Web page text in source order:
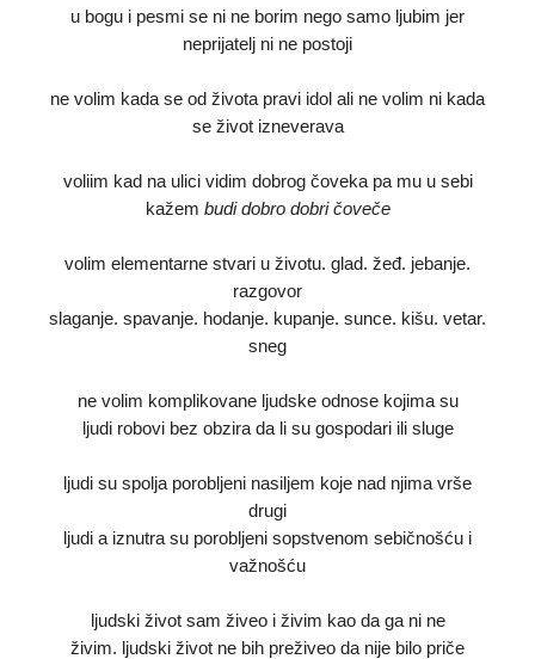
u bogu i pesmi se ni ne borim nego samo ljubim jer
neprijatelj ni ne postoji
ne volim kada se od života pravi idol ali ne volim ni kada
se život izneverava
voliim kad na ulici vidim dobrog čoveka pa mu u sebi
kažem budi dobro dobri čoveče
volim elementarne stvari u životu. glad. žeđ. jebanje.
razgovor
slaganje. spavanje. hodanje. kupanje. sunce. kišu. vetar.
sneg
ne volim komplikovane ljudske odnose kojima su
ljudi robovi bez obzira da li su gospodari ili sluge
ljudi su spolja porobljeni nasiljem koje nad njima vrše
drugi
ljudi a iznutra su porobljeni sopstvenom sebičnošću i
važnošću
ljudski život sam živeo i živim kao da ga ni ne
živim. ljudski život ne bih preživeo da nije bilo priče